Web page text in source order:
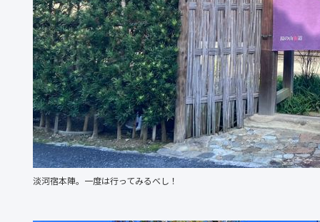
淡河宿本陣。一度は行ってみるべし！